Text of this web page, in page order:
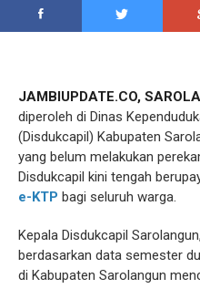
JAMBIUPDATE.CO,
diperoleh di Dinas
(Disdukcapil) Kabupaten
yang belum melakukan
Disdukcapil kini tengah
e-KTP bagi seluruh warga.
Kepala Disdukcapil
berdasarkan data semester
di Kabupaten Sarolangun